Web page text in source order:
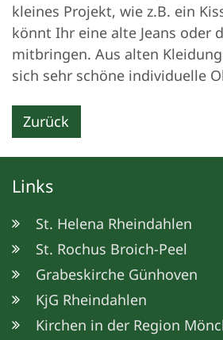
kleines Projekt, wie z.B. ein
könnt Ihr eine alte Jeans oder
mitbringen. Aus alten
sich sehr schöne individuelle
Zurück
Links
St. Helena Rheindahlen
St. Rochus Broich-Peel
Grabeskirche Günhoven
KjG Rheindahlen
Kirchen in der Region